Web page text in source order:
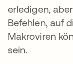
erledigen,
Befehlen, auf
Makroviren
sein.